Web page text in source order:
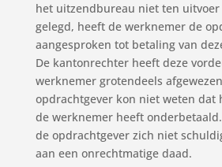
het uitzendbureau niet ten
gelegd, heeft de werknemer de
aangesproken tot betaling van
De kantonrechter heeft deze
werknemer grotendeels
opdrachtgever kon niet weten dat
de werknemer heeft
de opdrachtgever zich niet
aan een onrechtmatige daad.